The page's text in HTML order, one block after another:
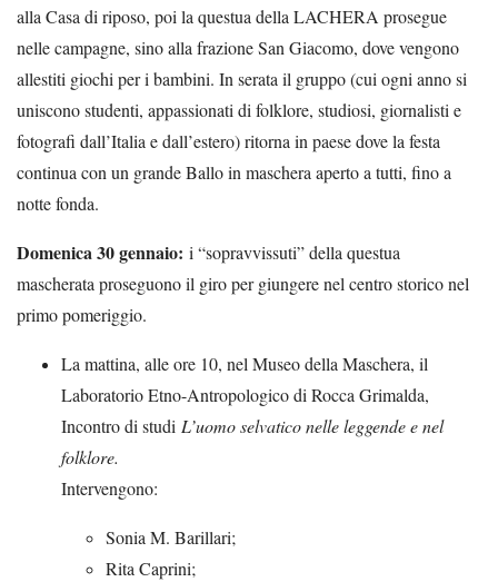
alla Casa di riposo, poi la questua della LACHERA prosegue
nelle campagne, sino alla frazione San Giacomo, dove vengono
allestiti giochi per i bambini. In serata il gruppo (cui ogni anno si
uniscono studenti, appassionati di folklore, studiosi, giornalisti e
fotografi dall’Italia e dall’estero) ritorna in paese dove la festa
continua con un grande Ballo in maschera aperto a tutti, fino a
notte fonda.
Domenica 30 gennaio: i “sopravvissuti” della questua
mascherata proseguono il giro per giungere nel centro storico nel
primo pomeriggio.
La mattina, alle ore 10, nel Museo della Maschera, il
Laboratorio Etno-Antropologico di Rocca Grimalda,
Incontro di studi L’uomo selvatico nelle leggende e nel
folklore.
Intervengono:
Sonia M. Barillari;
Rita Caprini;